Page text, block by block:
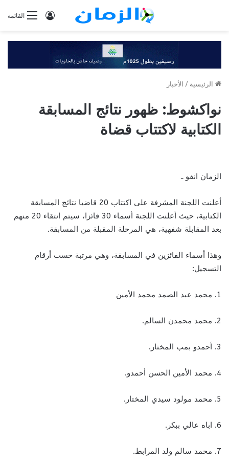
القائمةتسجيل
الرئيسية / الأخبار
نواكشوط: ظهور نتائج المسابقة
الكتابية لاكتتاب قضاة
الزمان انفو ـ
أعلنت اللجنة المشرفة على اكتتاب 20 قاضيا نتائج المسابقة
الكتابية، حيث أعلنت اللجنة أسماء 30 فائزا، سيتم انتقاء 20 منهم
بعد المقابلة شفهية، هي المرحلة المقبلة من المسابقة.
وهذا أسماء الفائزين في المسابقة، وهي مرتبة حسب أرقام
التسجيل:
1. محمد عبد الصمد محمد الأمين
2. محمد محمدن السالم.
3. أحمدو بمب المختار.
4. محمد الأمين الحسن أحمدو.
5. محمد مولود سيدي المختار.
6. اباه عالي ببكر.
7. محمد سالم ولد المرابط.